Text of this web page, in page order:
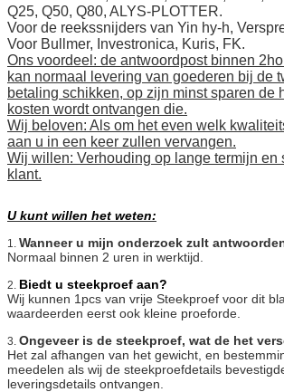
Q25, Q50, Q80, ALYS-PLOTTER.
Voor de reekssnijders van Yin hy-h,
Voor Bullmer, Investronica, Kuris, FK.
Ons voordeel: de antwoordpost binnen
kan normaal levering van goederen bij de
betaling schikken, op zijn minst sparen de
kosten wordt ontvangen die.
Wij beloven: Als om het even welk
aan u in een keer zullen vervangen.
Wij willen: Verhouding op lange termijn en
klant.
U kunt willen het weten:
1. Wanneer u mijn onderzoek zult
Normaal binnen 2 uren in werktijd.
2. Biedt u steekproef aan?
Wij kunnen 1pcs van vrije Steekproef voor dit
waardeerden eerst ook kleine proeforde.
3. Ongeveer is de steekproef, wat de het
Het zal afhangen van het gewicht, en
meedelen als wij de steekproefdetails
leveringsdetails ontvangen.